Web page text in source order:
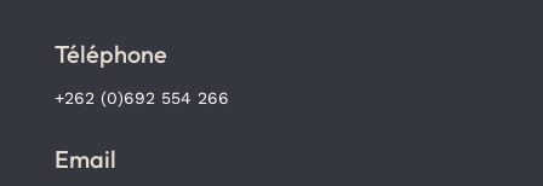
Téléphone
+262 (0)692 554 266
Email